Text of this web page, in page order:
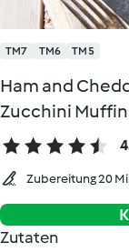
TM7 TM6 TM5
Ham and
Zucchini
Zubereitung 20
Zutaten